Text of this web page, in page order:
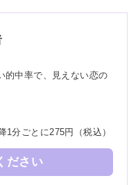
的中率で、見えない恋の
1分ごとに275円（税込）
ださい